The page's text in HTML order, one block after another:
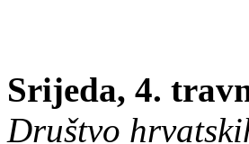
Srijeda, 4.
Društvo